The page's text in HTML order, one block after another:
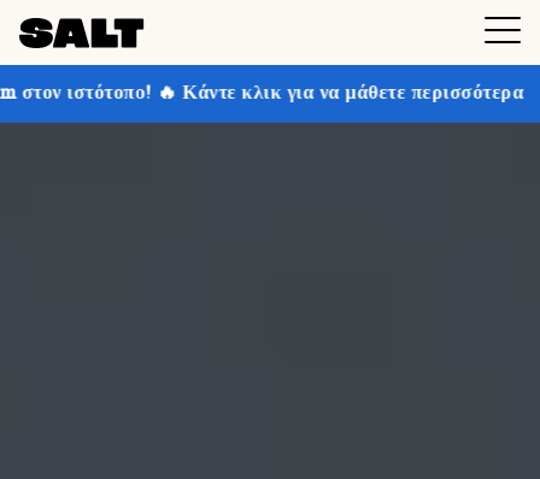
κλικ για να μάθετε περισσότερα Κερδίστε έως